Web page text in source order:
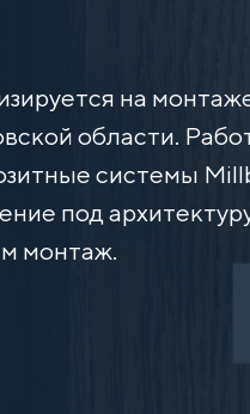
на
области.
системы
под
монтаж.